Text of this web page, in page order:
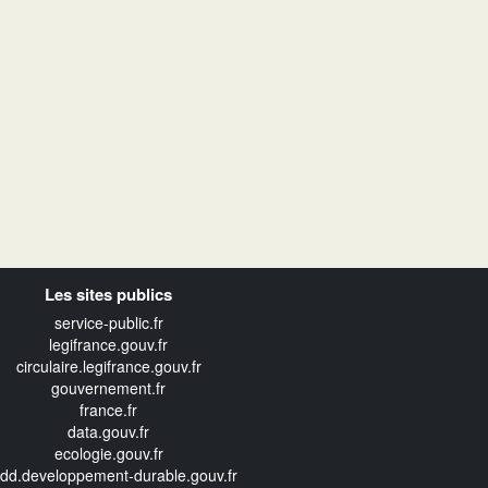
Les sites publics
service-public.fr
legifrance.gouv.fr
circulaire.legifrance.gouv.fr
gouvernement.fr
france.fr
data.gouv.fr
ecologie.gouv.fr
durable.gouv.fr